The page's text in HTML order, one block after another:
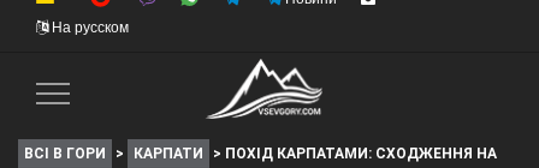
На русском
Toggle
ВСІ В ГОРИ > КАРПАТИ > ПОХІД КАРПАТАМИ: СХОДЖЕННЯ НА